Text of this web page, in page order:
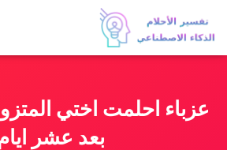
عزباء احلمت اختي
بعد عشر